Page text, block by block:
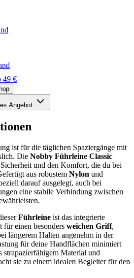
49 €
Angebot
ist für die täglichen Spaziergänge mit
Die Nobby Führleine Classic
und den Komfort, die du bei
aus robustem Nylon und
darauf ausgelegt, auch bei
eine stabile Verbindung zwischen
Führleine ist das integrierte
für einen besonders weichen Griff,
längerem Halten angenehm in der
für deine Handflächen minimiert
Material und
sie zu einem idealen Begleiter für den